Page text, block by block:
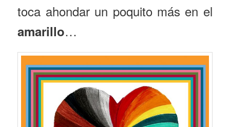
toca ahondar un poquito más en el
amarillo…